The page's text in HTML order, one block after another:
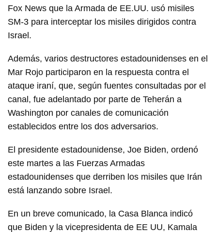
Fox News que la Armada de EE.UU. usó misiles
SM-3 para interceptar los misiles dirigidos contra
Israel.
Además, varios destructores estadounidenses en el
Mar Rojo participaron en la respuesta contra el
ataque iraní, que, según fuentes consultadas por el
canal, fue adelantado por parte de Teherán a
Washington por canales de comunicación
establecidos entre los dos adversarios.
El presidente estadounidense, Joe Biden, ordenó
este martes a las Fuerzas Armadas
estadounidenses que derriben los misiles que Irán
está lanzando sobre Israel.
En un breve comunicado, la Casa Blanca indicó
que Biden y la vicepresidenta de EE UU, Kamala